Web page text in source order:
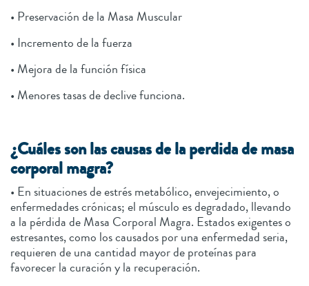
• Preservación de la Masa Muscular
• Incremento de la fuerza
• Mejora de la función física
• Menores tasas de declive funciona.
¿Cuáles son las causas de la perdida de masa
corporal magra?
• En situaciones de estrés metabólico, envejecimiento, o
enfermedades crónicas; el músculo es degradado, llevando
a la pérdida de Masa Corporal Magra. Estados exigentes o
estresantes, como los causados por una enfermedad seria,
requieren de una cantidad mayor de proteínas para
favorecer la curación y la recuperación.